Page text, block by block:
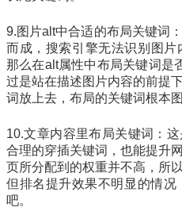
9.图片alt中合适的布局关键词
而成，搜索引擎无法识别图片
那么在alt属性中布局关键词是
过是站在描述图片内容的前提
词放上去，布局的关键词根本
10.文章内容里布局关键词：
合理的穿插关键词，也能提升
页所分配到的权重并不高，所
但排名提升效果不明显的情
吧。